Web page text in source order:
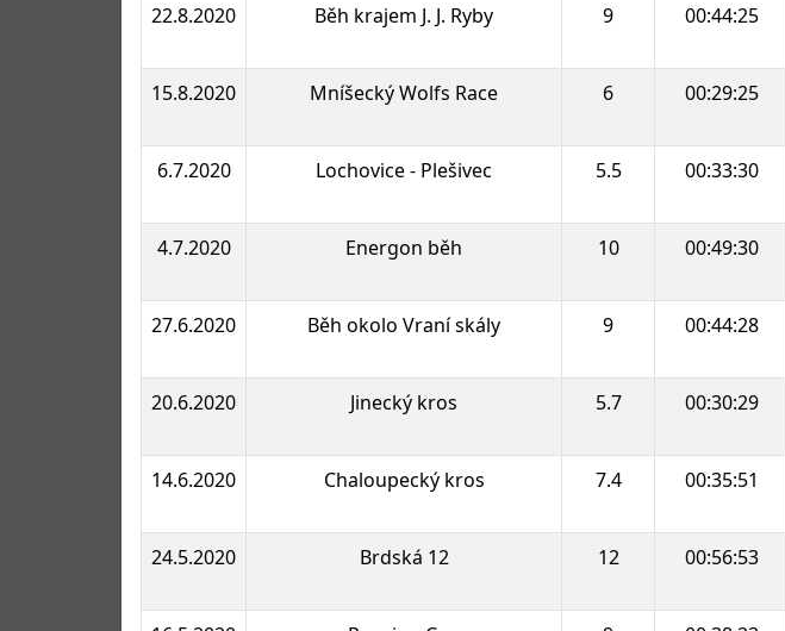
22.8.2020
Běh krajem J. J. Ryby 9 00:44:25
15.8.2020
Mníšecký Wolfs Race 6 00:29:25
6.7.2020
Lochovice - Plešivec 5.5 00:33:30
4.7.2020
Energon běh 10 00:49:30
27.6.2020
Běh okolo Vraní skály 9 00:44:28
20.6.2020
Jinecký kros 5.7 00:30:29
14.6.2020
Chaloupecký kros 7.4 00:35:51
24.5.2020
Brdská 12 12 00:56:53